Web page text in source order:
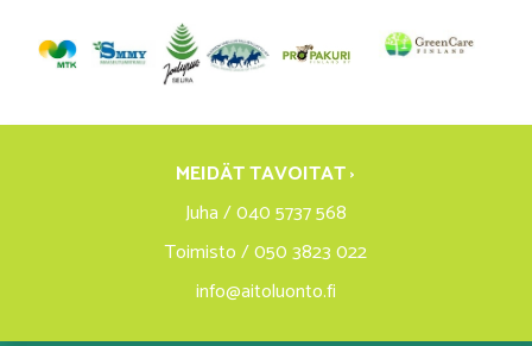
MEIDÄT TAVOITAT ›
Juha / 040 5737 568
Toimisto / 050 3823 022
info@aitoluonto.fi